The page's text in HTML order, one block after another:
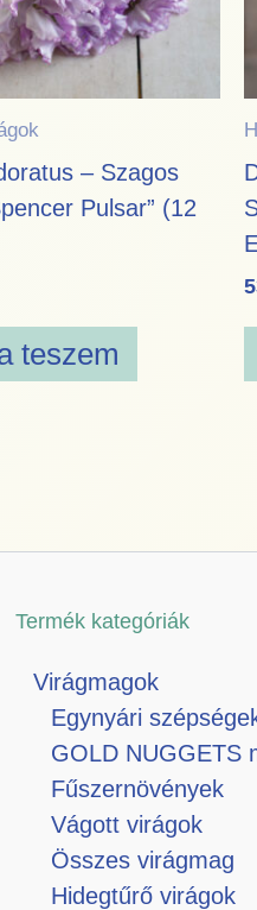
– Szagos
Pulsar” (12
teszem
Termék kategóriák
Virágmagok
Egynyári
GOLD NUGGETS
Fűszernövények
Vágott virágok
Összes virágmag
Hidegtűrő virágok